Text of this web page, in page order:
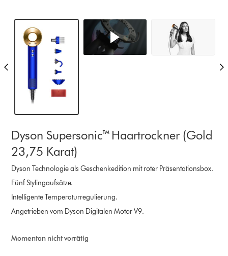
Dyson Supersonic™ Haartrockner (Gold
23,75 Karat)
Dyson Technologie als Geschenkedition mit roter Präsentationsbox.
Fünf Stylingaufsätze.
Intelligente Temperaturregulierung.
Angetrieben vom Dyson Digitalen Motor V9.
Momentan nicht vorrätig